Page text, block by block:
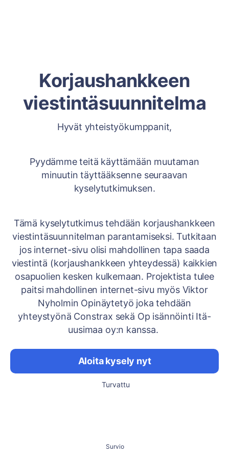
Korjaushankkeen
viestintäsuunnitelma
Hyvät yhteistyökumppanit,
Pyydämme teitä käyttämään muutaman
minuutin täyttääksenne seuraavan
kyselytutkimuksen.
Tämä kyselytutkimus tehdään korjaushankkeen
viestintäsuunnitelman parantamiseksi. Tutkitaan
jos internet-sivu olisi mahdollinen tapa saada
viestintä (korjaushankkeen yhteydessä) kaikkien
osapuolien kesken kulkemaan. Projektista tulee
paitsi mahdollinen internet-sivu myös Viktor
Nyholmin Opinäytetyö joka tehdään
yhteystyönä Constrax sekä Op isännöinti Itä-
uusimaa oy:n kanssa.
Aloita kysely nyt
Turvattu
Survio